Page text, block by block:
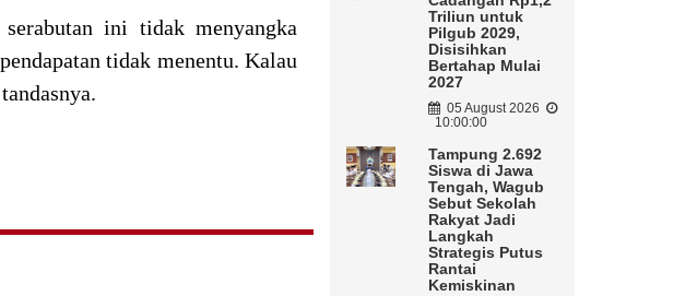
ini tidak menyangka
tidak menentu. Kalau
Triliun untuk
Pilgub 2029,
Disisihkan
Bertahap Mulai
2027
05 August 2026
10:00:00
Tampung 2.692
Siswa di Jawa
Tengah, Wagub
Sebut Sekolah
Rakyat Jadi
Langkah
Strategis Putus
Rantai
Kemiskinan